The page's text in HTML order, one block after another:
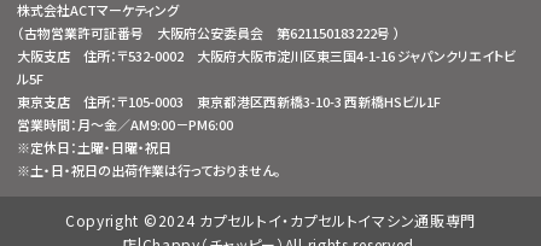
株式会社ACTマーケティング
（古物営業許可証番号 大阪府公安委員会 第621150183222号 ）
大阪支店 住所：〒532-0002 大阪府大阪市淀川区東三国4-1-16 ジャパンクリエイトビ
ル5F
東京支店 住所：〒105-0003 東京都港区西新橋3-10-3 西新橋HSビル1F
営業時間：月～金／AM9:00－PM6:00
※定休日：土曜・日曜・祝日
※土・日・祝日の出荷作業は行っておりません。
Copyright ©2024 カプセルトイ・カプセルトイマシン通販専門